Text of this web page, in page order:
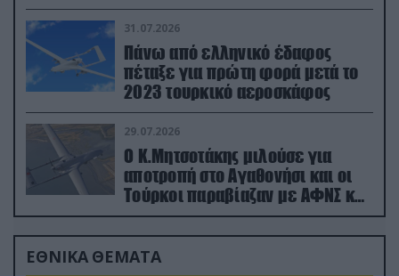
31.07.2026
Πάνω από ελληνικό έδαφος
πέταξε για πρώτη φορά μετά το
2023 τουρκικό αεροσκάφος
29.07.2026
Ο Κ.Μητσοτάκης μιλούσε για
αποτροπή στο Αγαθονήσι και οι
Τούρκοι παραβίαζαν με ΑΦΝΣ και
drone
ΕΘΝΙΚΑ ΘΕΜΑΤΑ